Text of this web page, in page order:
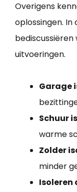
Overigens
oplossingen.
uitvoeringen.
Garage
Schuur
warme
Zolder
minder
Isoleren